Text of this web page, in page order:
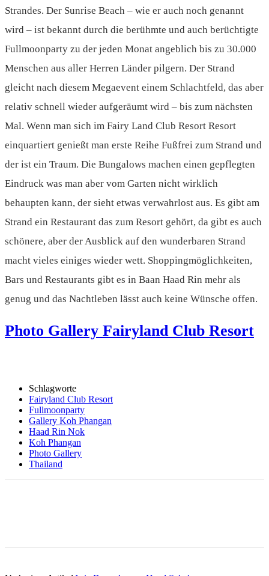
Strandes. Der Sunrise Beach – wie er auch noch genannt
wird – ist bekannt durch die berühmte und auch berüchtigte
Fullmoonparty zu der jeden Monat angeblich bis zu 30.000
Menschen aus aller Herren Länder pilgern. Der Strand
gleicht nach diesem Megaevent einem Schlachtfeld, das aber
relativ schnell wieder aufgeräumt wird – bis zum nächsten
Mal. Wenn man sich im Fairy Land Club Resort Resort
einquartiert genießt man erste Reihe Fußfrei zum Strand und
der ist ein Traum. Die Bungalows machen einen gepflegten
Eindruck was man aber vom Garten nicht wirklich
behaupten kann, der sieht etwas verwahrlost aus. Es gibt am
Strand ein Restaurant das zum Resort gehört, da gibt es auch
schönere, aber der Ausblick auf den wunderbaren Strand
macht vieles einiges wieder wett. Shoppingmöglichkeiten,
Bars und Restaurants gibt es in Baan Haad Rin mehr als
genug und das Nachtleben lässt auch keine Wünsche offen.
Photo Gallery Fairyland Club Resort
Schlagworte
Fairyland Club Resort
Fullmoonparty
Gallery Koh Phangan
Haad Rin Nok
Koh Phangan
Photo Gallery
Thailand